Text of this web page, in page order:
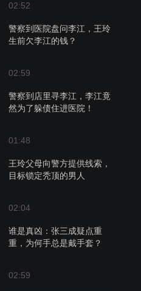
02:52
警察到医院盘问李江，王玲
生前欠李江的钱？
02:59
警察到店里寻李江，李江竟
然为了躲债住进医院！
01:48
王玲父母向警方提供线索，
目标锁定秃顶的男人
02:04
谁是真凶：张三成疑点重
重，为何手总是戴手套？
02:59